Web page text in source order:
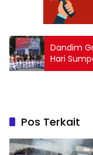
Dandim
Hari
Pos Terkait